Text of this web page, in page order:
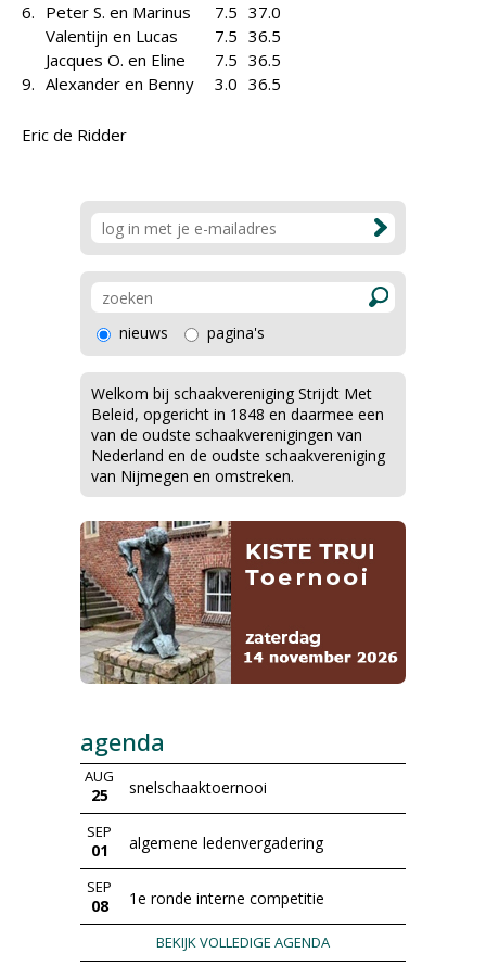
6. Peter S. en Marinus 7.5 37.0
Valentijn en Lucas
7.5 36.5
Jacques O. en Eline
7.5 36.5
9. Alexander en Benny 3.0 36.5
Eric de Ridder
nieuws pagina's
Welkom bij schaakvereniging Strijdt Met
Beleid, opgericht in 1848 en daarmee een
van de oudste schaakverenigingen van
Nederland en de oudste schaakvereniging
van Nijmegen en omstreken.
agenda
AUG
25 snelschaaktoernooi
SEP
01 algemene ledenvergadering
SEP
08 1e ronde interne competitie
BEKIJK VOLLEDIGE AGENDA